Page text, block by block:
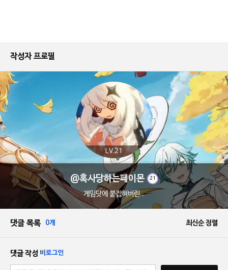
작성자 프로필
LV.21
@혹사당하는페이몬 21
게임닷에 붙잡혀버린...
댓글 목록 0개 최신순 정렬
댓글 작성 비로그인